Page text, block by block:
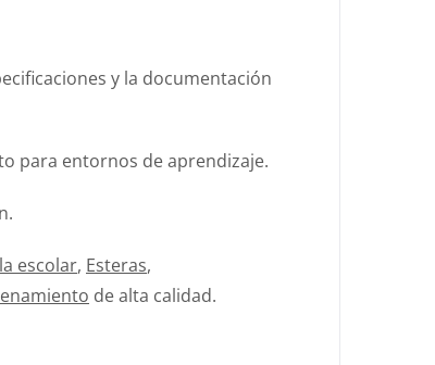
y la documentación
para entornos de aprendizaje.
escolar, Esteras,
de alta calidad.